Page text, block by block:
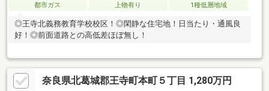
都市ガス
上物有り 1種低層地域
◎王寺北義務教育学校校区！◎閑静な住宅地！日当たり・通風良
好！◎前面道路との高低差ほぼ無し！
奈良県北葛城郡王寺町本町５丁目 1,280万円